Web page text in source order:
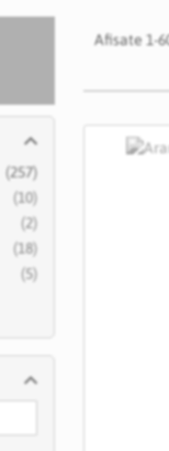
Afisate 1-
257
articole
10
articole
2
articole
18
articole
5
articole